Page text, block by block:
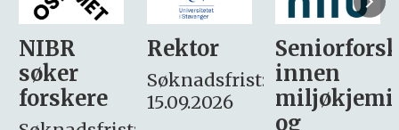
Rektor
Søknadsfrist:
15.09.2026
Seniorforsker
innen
miljøkjemi
søker
– fast